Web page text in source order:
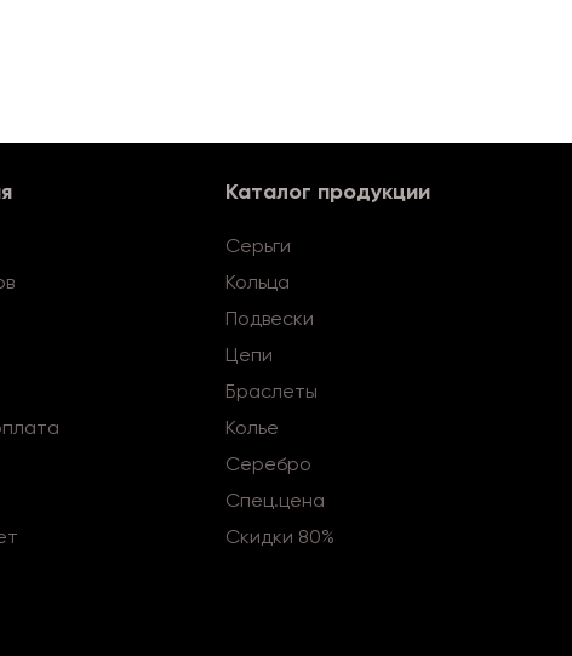
Каталог продукции
Серьги
Кольца
Подвески
Цепи
Браслеты
Колье
Серебро
Спец.цена
Скидки 80%